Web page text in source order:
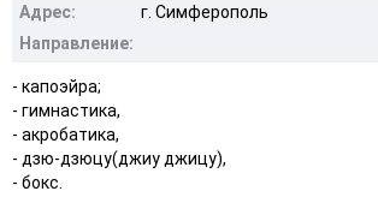
Адрес:
г. Симферополь
Направление:
- капоэйра;
- гимнастика,
- акробатика,
- дзю-дзюцу(джиу джицу),
- бокс.